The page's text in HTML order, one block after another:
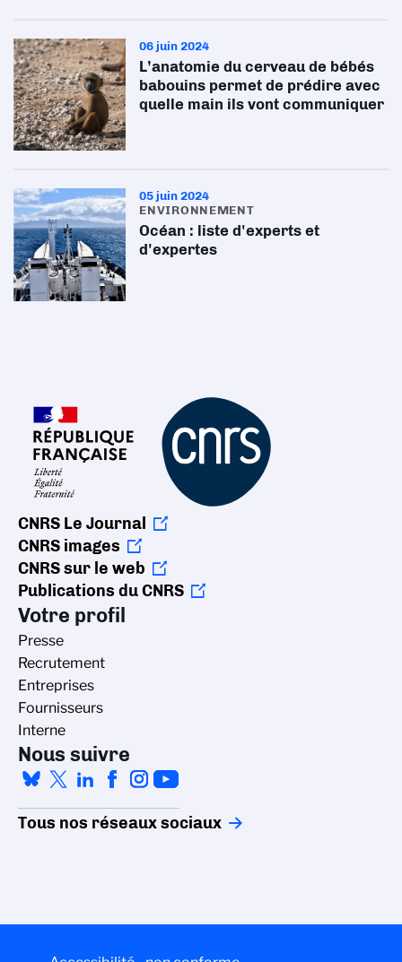
06 juin 2024
L’anatomie du cerveau de bébés
babouins permet de prédire avec
quelle main ils vont communiquer
05 juin 2024
ENVIRONNEMENT
Océan : liste d'experts et
d'expertes
CNRS Le Journal
CNRS images
CNRS sur le web
Publications du CNRS
Votre profil
Presse
Recrutement
Entreprises
Fournisseurs
Interne
Nous suivre
Tous nos réseaux sociaux